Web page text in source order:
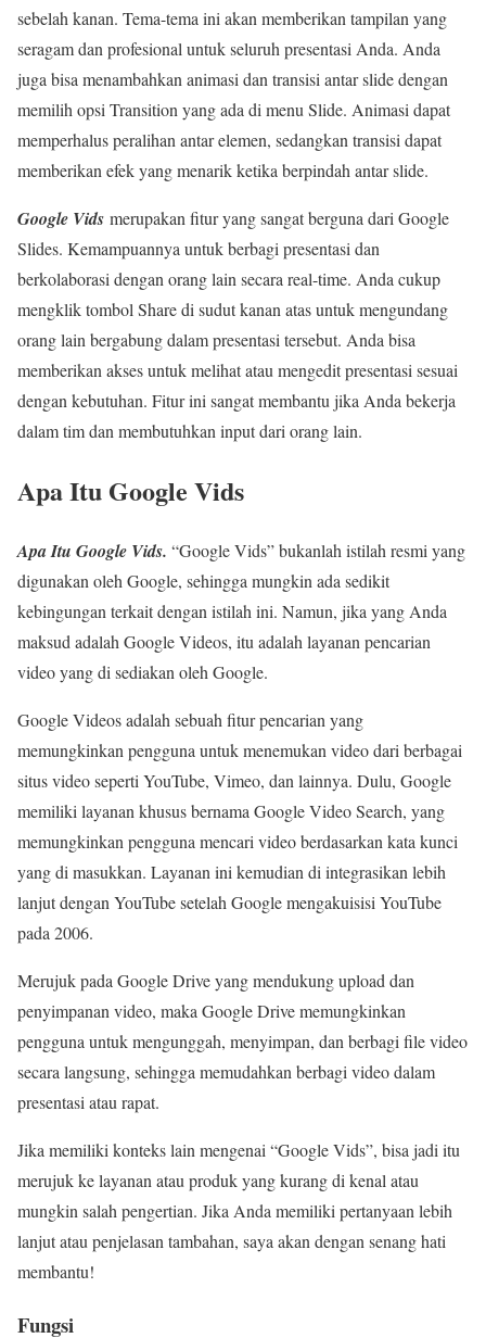
sebelah kanan. Tema-tema ini akan memberikan tampilan yang
seragam dan profesional untuk seluruh presentasi Anda. Anda
juga bisa menambahkan animasi dan transisi antar slide dengan
memilih opsi Transition yang ada di menu Slide. Animasi dapat
memperhalus peralihan antar elemen, sedangkan transisi dapat
memberikan efek yang menarik ketika berpindah antar slide.
Google Vids merupakan fitur yang sangat berguna dari Google
Slides. Kemampuannya untuk berbagi presentasi dan
berkolaborasi dengan orang lain secara real-time. Anda cukup
mengklik tombol Share di sudut kanan atas untuk mengundang
orang lain bergabung dalam presentasi tersebut. Anda bisa
memberikan akses untuk melihat atau mengedit presentasi sesuai
dengan kebutuhan. Fitur ini sangat membantu jika Anda bekerja
dalam tim dan membutuhkan input dari orang lain.
Apa Itu Google Vids
Apa Itu Google Vids. “Google Vids” bukanlah istilah resmi yang
digunakan oleh Google, sehingga mungkin ada sedikit
kebingungan terkait dengan istilah ini. Namun, jika yang Anda
maksud adalah Google Videos, itu adalah layanan pencarian
video yang di sediakan oleh Google.
Google Videos adalah sebuah fitur pencarian yang
memungkinkan pengguna untuk menemukan video dari berbagai
situs video seperti YouTube, Vimeo, dan lainnya. Dulu, Google
memiliki layanan khusus bernama Google Video Search, yang
memungkinkan pengguna mencari video berdasarkan kata kunci
yang di masukkan. Layanan ini kemudian di integrasikan lebih
lanjut dengan YouTube setelah Google mengakuisisi YouTube
pada 2006.
Merujuk pada Google Drive yang mendukung upload dan
penyimpanan video, maka Google Drive memungkinkan
pengguna untuk mengunggah, menyimpan, dan berbagi file video
secara langsung, sehingga memudahkan berbagi video dalam
presentasi atau rapat.
Jika memiliki konteks lain mengenai “Google Vids”, bisa jadi itu
merujuk ke layanan atau produk yang kurang di kenal atau
mungkin salah pengertian. Jika Anda memiliki pertanyaan lebih
lanjut atau penjelasan tambahan, saya akan dengan senang hati
membantu!
Fungsi